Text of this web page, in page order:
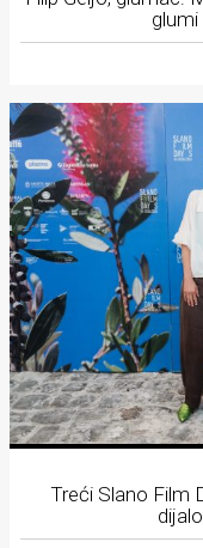
Treći Slano Film